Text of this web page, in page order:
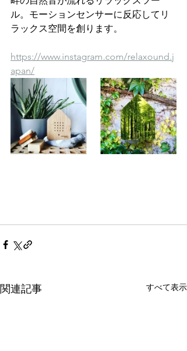
ル。モーションセンサーに反応してリ
ラックス空間を創ります。
https://www.instagram.com/relaxound.j
apan/
関連記事 すべて表示